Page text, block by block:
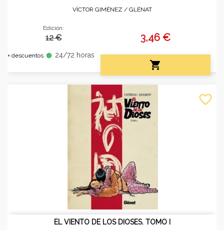
VÍCTOR GIMÉNEZ / GLÉNAT
Edición:
12 €
+ descuentos fiber_manual_record 24/72 horas
3,46 €

EL VIENTO DE LOS DIOSES. TOMO I
favorite_border